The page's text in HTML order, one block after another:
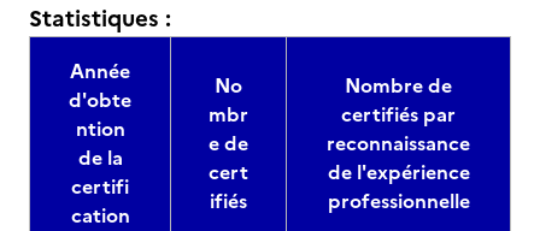
Statistiques :
Année
d'obte
ntion
de la
certifi
cation
No
mbr
e de
cert
ifiés
Nombre de
certifiés par
reconnaissance
de l'expérience
professionnelle